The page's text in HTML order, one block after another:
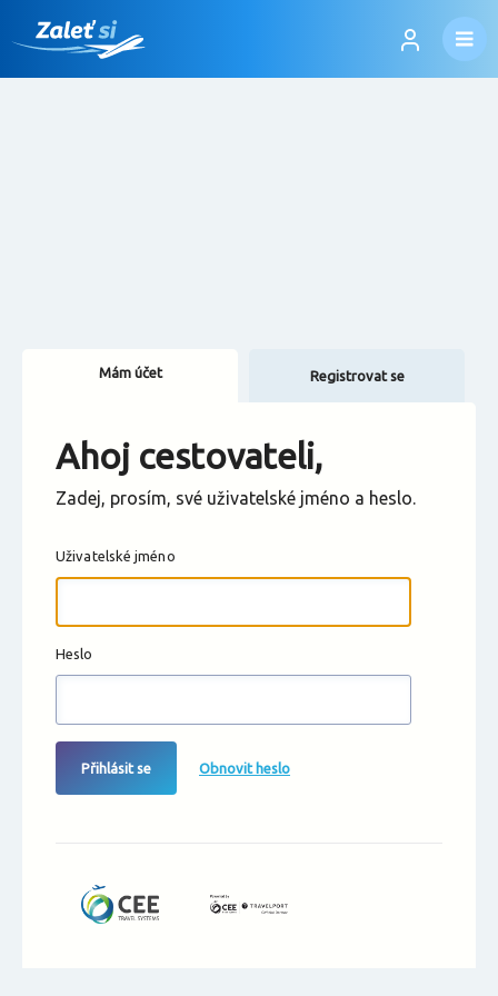
Změnit měnu
Mám účet Registrovat se
Ahoj cestovateli,
Zadej, prosím, své uživatelské jméno a heslo.
Uživatelské jméno
Heslo
Přihlásit se Obnovit heslo